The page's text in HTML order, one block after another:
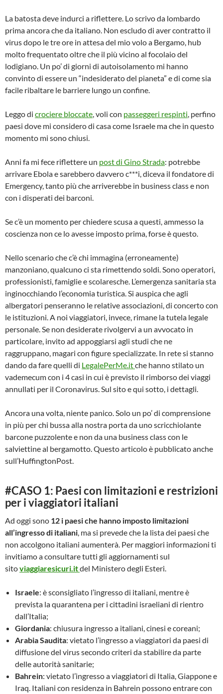
La batosta deve indurci a riflettere. Lo scrivo da lombardo
prima ancora che da italiano. Non escludo di aver contratto il
virus dopo le tre ore in attesa del mio volo a Bergamo, hub
molto frequentato oltre che il più vicino al focolaio del
lodigiano. Un po’ di giorni di autoisolamento mi hanno
convinto di essere un “indesiderato del pianeta” e di come sia
facile ribaltare le barriere lungo un confine.
Leggo di crociere bloccate, voli con passeggeri respinti, perfino
paesi dove mi considero di casa come Israele ma che in questo
momento mi sono chiusi.
Anni fa mi fece riflettere un post di Gino Strada: potrebbe
arrivare Ebola e sarebbero davvero c***i, diceva il fondatore di
Emergency, tanto più che arriverebbe in business class e non
con i disperati dei barconi.
Se c’è un momento per chiedere scusa a questi, ammesso la
coscienza non ce lo avesse imposto prima, forse è questo.
Nello scenario che c’è chi immagina (erroneamente)
manzoniano, qualcuno ci sta rimettendo soldi. Sono operatori,
professionisti, famiglie e scolaresche. L’emergenza sanitaria sta
inginocchiando l’economia turistica. Si auspica che agli
albergatori penseranno le relative associazioni, di concerto con
le istituzioni. A noi viaggiatori, invece, rimane la tutela legale
personale. Se non desiderate rivolgervi a un avvocato in
particolare, invito ad appoggiarsi agli studi che ne
raggruppano, magari con figure specializzate. In rete si stanno
dando da fare quelli di LegalePerMe.itche hanno stilato un
vademecum con i 4 casi in cui è previsto il rimborso dei viaggi
annullati per il Coronavirus. Sul sito e qui sotto, i dettagli.
Ancora una volta, niente panico. Solo un po’ di comprensione
in più per chi bussa alla nostra porta da uno scricchiolante
barcone puzzolente e non da una business class con le
salviettine al bergamotto. Questo articolo è pubblicato anche
sull’HuffingtonPost.
#CASO 1: Paesi con limitazioni e restrizioni
per i viaggiatori italiani
Ad oggi sono 12 i paesi che hanno imposto limitazioni
all’ingresso di italiani, ma si prevede che la lista dei paesi che
non accolgono italiani aumenterà. Per maggiori informazioni ti
invitiamo a consultare tutti gli aggiornamenti sul
sitoviaggiaresicuri.itdel Ministero degli Esteri.
Israele: è sconsigliato l’ingresso di italiani, mentre è
prevista la quarantena per i cittadini israeliani di rientro
dall’Italia;
Giordania: chiusura ingresso a italiani, cinesi e coreani;
Arabia Saudita: vietato l’ingresso a viaggiatori da paesi di
diffusione del virus secondo criteri da stabilire da parte
delle autorità sanitarie;
Bahrein: vietato l’ingresso a viaggiatori di Italia, Giappone e
Iraq. Italiani con residenza in Bahrein possono entrare con